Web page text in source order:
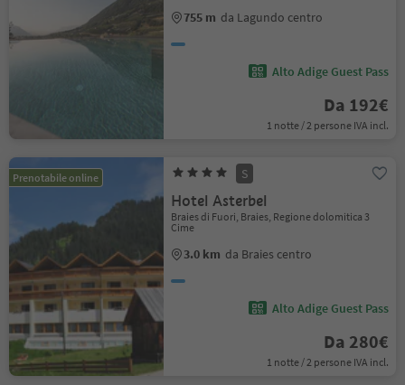
755 m da Lagundo centro
Alto Adige Guest Pass
Da 192€
1 notte / 2 persone IVA incl.
Prenotabile online S
Hotel Asterbel
Braies di Fuori, Braies, Regione dolomitica 3
Cime
3.0 km da Braies centro
Alto Adige Guest Pass
Da 280€
1 notte / 2 persone IVA incl.